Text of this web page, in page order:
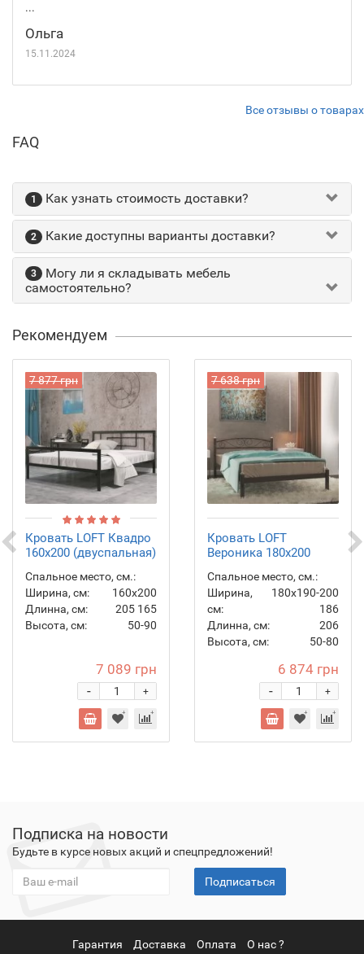
...
Ольга
15.11.2024
Все отзывы о товарах
FAQ
1 Как узнать стоимость доставки?
2 Какие доступны варианты доставки?
3
Могу ли я складывать мебель
самостоятельно?
Рекомендуем
7 877 грн
Кровать LOFT Квадро
160х200 (двуспальная)
Спальное место, см.:
160х200
Ширина, см:
165
Длинна, см:
205
Высота, см:
50-90
7 089 грн
+
-
7 638 грн
Кровать LOFT
Вероника 180х200
Спальное место, см.:
180х190-200
Ширина,
см:
186
Длинна, см:
206
Высота, см:
50-80
6 874 грн
+
-
Подписка на новости
Будьте в курсе новых акций и спецпредложений!
Подписаться
Гарантия Доставка Оплата О нас ?